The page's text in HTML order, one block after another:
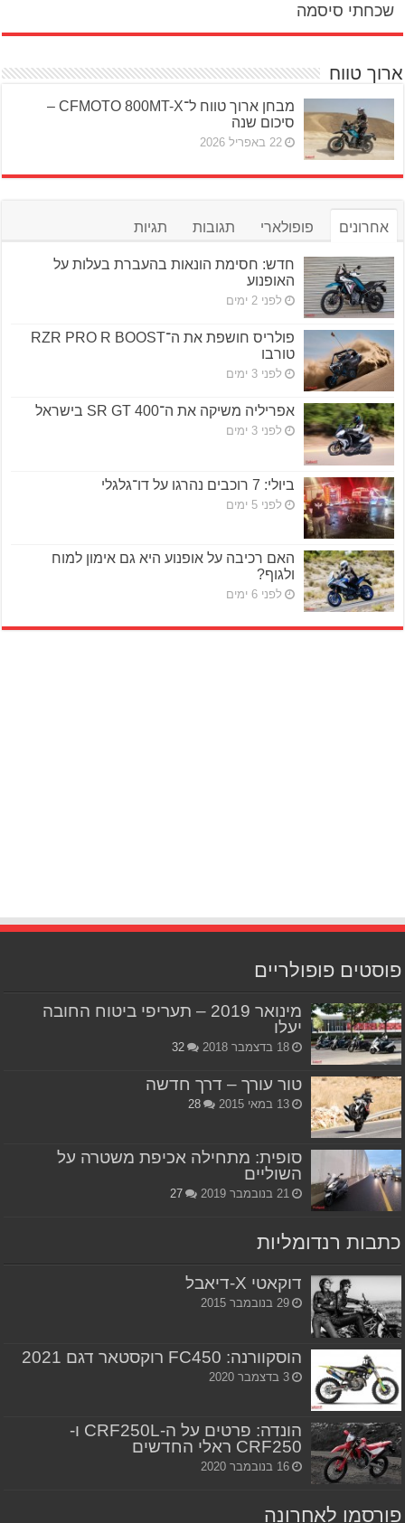
שכחתי סיסמה
ארוך טווח
מבחן ארוך טווח ל־CFMOTO 800MT-X –
סיכום שנה
22 באפריל 2026
אחרונים פופולארי תגובות תגיות
חדש: חסימת הונאות בהעברת בעלות על
האופנוע
לפני 2 ימים
פולריס חושפת את ה־RZR PRO R BOOST
טורבו
לפני 3 ימים
אפריליה משיקה את ה־SR GT 400 בישראל
לפני 3 ימים
ביולי: 7 רוכבים נהרגו על דו־גלגלי
לפני 5 ימים
האם רכיבה על אופנוע היא גם אימון למוח
ולגוף?
לפני 6 ימים
פוסטים פופולריים
מינואר 2019 – תעריפי ביטוח החובה
יעלו
18 בדצמבר 2018 32
טור עורך – דרך חדשה
13 במאי 2015 28
סופית: מתחילה אכיפת משטרה על
השוליים
21 בנובמבר 2019 27
כתבות רנדומליות
דוקאטי X-דיאבל
29 בנובמבר 2015
הוסקוורנה: FC450 רוקסטאר דגם 2021
3 בדצמבר 2020
הונדה: פרטים על ה-CRF250L ו-
CRF250 ראלי החדשים
16 בנובמבר 2020
פורסמו לאחרונה